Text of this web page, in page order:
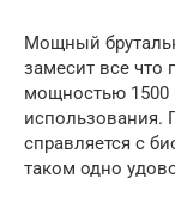
Мощный
замесит все что
мощностью 1500
использования.
справляется с
таком одно